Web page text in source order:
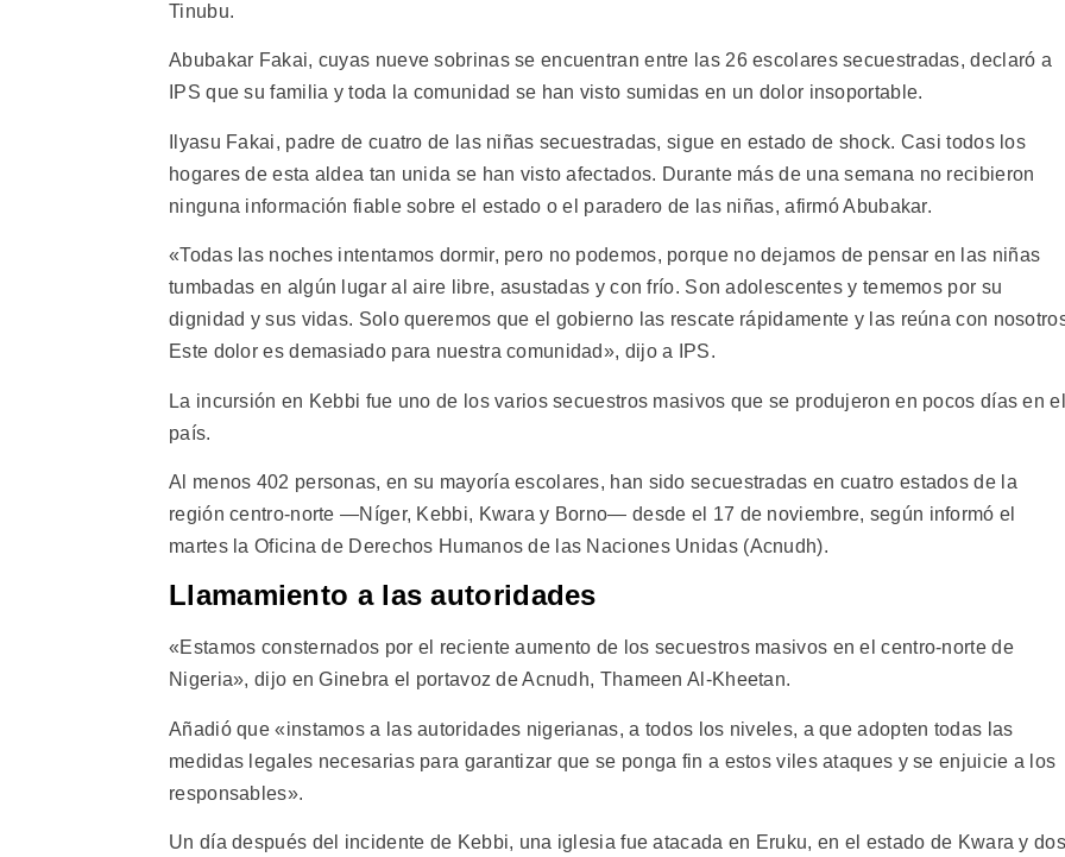
Tinubu.
Abubakar Fakai, cuyas nueve sobrinas se encuentran entre las 26 escolares secuestradas, declaró a
IPS que su familia y toda la comunidad se han visto sumidas en un dolor insoportable.
Ilyasu Fakai, padre de cuatro de las niñas secuestradas, sigue en estado de shock. Casi todos los
hogares de esta aldea tan unida se han visto afectados. Durante más de una semana no recibieron
ninguna información fiable sobre el estado o el paradero de las niñas, afirmó Abubakar.
«Todas las noches intentamos dormir, pero no podemos, porque no dejamos de pensar en las niñas
tumbadas en algún lugar al aire libre, asustadas y con frío. Son adolescentes y tememos por su
dignidad y sus vidas. Solo queremos que el gobierno las rescate rápidamente y las reúna con
Este dolor es demasiado para nuestra comunidad», dijo a IPS.
La incursión en Kebbi fue uno de los varios secuestros masivos que se produjeron en pocos días en el
país.
Al menos 402 personas, en su mayoría escolares, han sido secuestradas en cuatro estados de la
región centro-norte —Níger, Kebbi, Kwara y Borno— desde el 17 de noviembre, según informó el
martes la Oficina de Derechos Humanos de las Naciones Unidas (Acnudh).
Llamamiento a las autoridades
«Estamos consternados por el reciente aumento de los secuestros masivos en el centro-norte de
Nigeria», dijo en Ginebra el portavoz de Acnudh, Thameen Al-Kheetan.
Añadió que «instamos a las autoridades nigerianas, a todos los niveles, a que adopten todas las
medidas legales necesarias para garantizar que se ponga fin a estos viles ataques y se enjuicie a los
responsables».
Un día después del incidente de Kebbi, una iglesia fue atacada en Eruku, en el estado de Kwara y dos